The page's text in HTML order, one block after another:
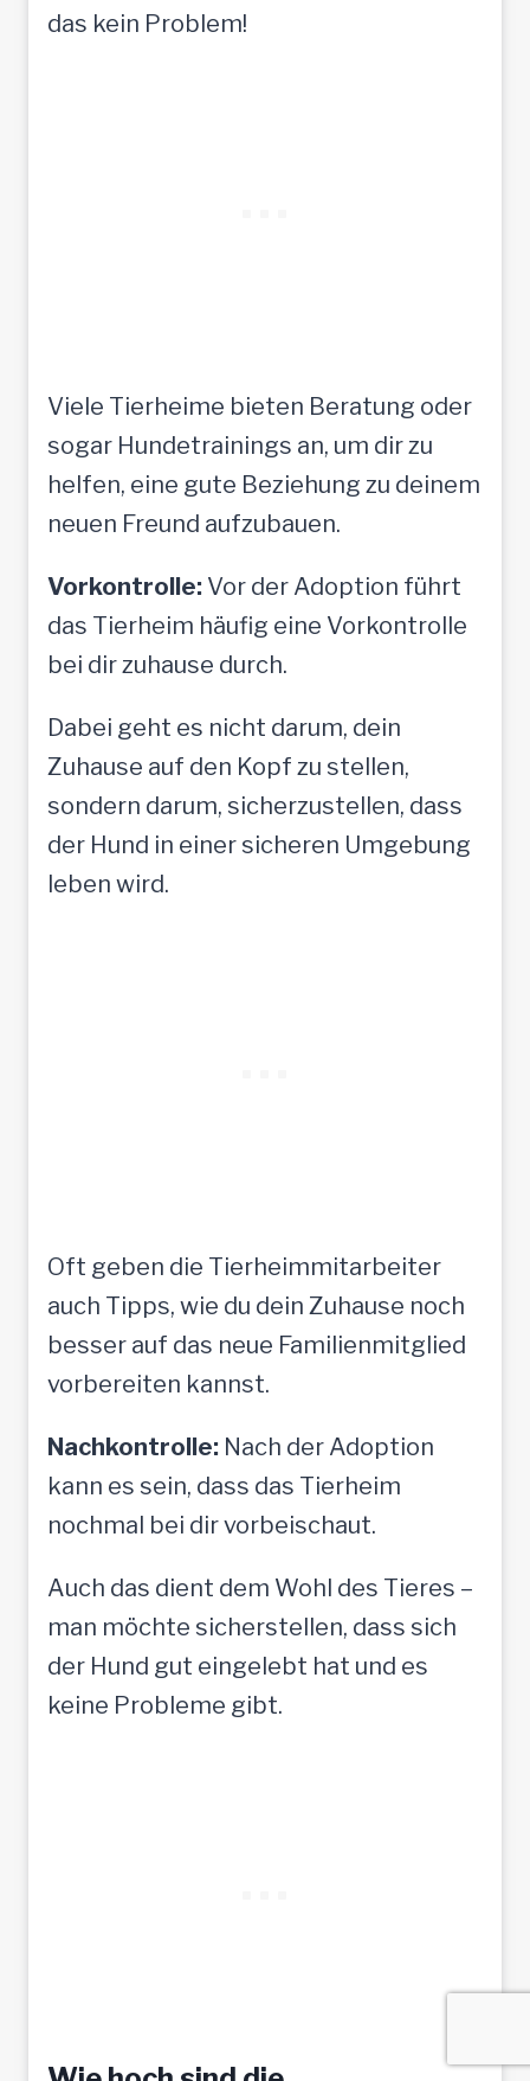
das kein Problem!
Viele Tierheime bieten Beratung oder
sogar Hundetrainings an, um dir zu
helfen, eine gute Beziehung zu deinem
neuen Freund aufzubauen.
Vorkontrolle: Vor der Adoption führt
das Tierheim häufig eine Vorkontrolle
bei dir zuhause durch.
Dabei geht es nicht darum, dein
Zuhause auf den Kopf zu stellen,
sondern darum, sicherzustellen, dass
der Hund in einer sicheren Umgebung
leben wird.
Oft geben die Tierheimmitarbeiter
auch Tipps, wie du dein Zuhause noch
besser auf das neue Familienmitglied
vorbereiten kannst.
Nachkontrolle: Nach der Adoption
kann es sein, dass das Tierheim
nochmal bei dir vorbeischaut.
Auch das dient dem Wohl des Tieres –
man möchte sicherstellen, dass sich
der Hund gut eingelebt hat und es
keine Probleme gibt.